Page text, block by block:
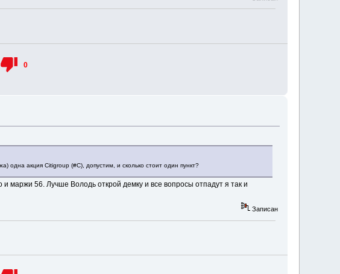
0
одна акция Citigroup (#C), допустим, и сколько стоит один пункт?
маржи 56. Лучше Володь открой демку и все вопросы отпадут я так и
Записан